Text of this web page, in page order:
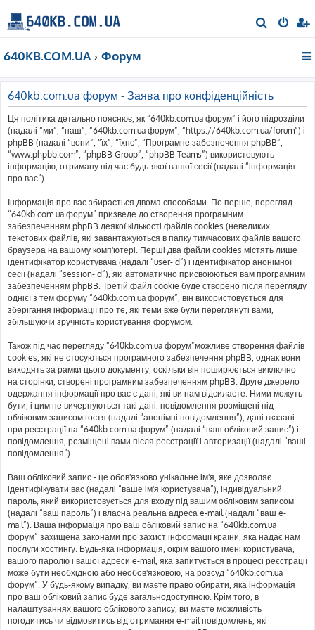
о
640KB.COM.UA Форум
640kb.com.ua форум - Заява про конфіденційність
Ця політика детально пояснює, як “640kb.com.ua форум” і його підрозділи
(надалі “ми”, “наш”, “640kb.com.ua форум”, “https://640kb.com.ua/forum”) і
phpBB (надалі “вони”, “їх”, “їхнє”, “Програмне забезпечення phpBB”,
“www.phpbb.com”, “phpBB Group”, “phpBB Teams”) використовують
інформацію, отриману під час будь-якої вашої сесії (надалі “інформація
про вас”).
Інформація про вас збирається двома способами. По перше, перегляд
“640kb.com.ua форум” призведе до створення програмним
забезпеченням phpBB деякої кількості файлів cookies (невеликих
текстових файлів, які завантажуються в папку тимчасових файлів вашого
браузера на вашому комп'ютері. Перші два файли cookies містять лише
ідентифікатор користувача (надалі “user-id”) і ідентифікатор анонімної
сесії (надалі “session-id”), які автоматично присвоюються вам програмним
забезпеченням phpBB. Третій файл cookie буде створено після перегляду
однієї з тем форуму “640kb.com.ua форум”, він використовується для
зберігання інформації про те, які теми вже були переглянуті вами,
збільшуючи зручність користування форумом.
Також під час перегляду “640kb.com.ua форум”можливе створення файлів
cookies, які не стосуються програмного забезпечення phpBB, однак вони
виходять за рамки цього документу, оскільки він поширюється виключно
на сторінки, створені програмним забезпеченням phpBB. Друге джерело
одержання інформації про вас є дані, які ви нам відсилаєте. Ними можуть
бути, і цим не вичерпуються такі дані: повідомлення розміщені під
обліковим записом гостя (надалі “анонімні повідомлення”), дані вказані
при реєстрації на “640kb.com.ua форум” (надалі “ваш обліковий запис”) і
повідомлення, розміщені вами після реєстрації і авторизації (надалі “ваші
повідомлення”).
Ваш обліковий запис - це обов'язково унікальне ім'я, яке дозволяє
ідентифікувати вас (надалі “ваше ім'я користувача”), індивідуальний
пароль, який використовується для входу під вашим обліковим записом
(надалі “ваш пароль”) і власна реальна адреса e-mail (надалі “ваш e-
mail”). Ваша інформація про ваш обліковий запис на “640kb.com.ua
форум” захищена законами про захист інформації країни, яка надає нам
послуги хостингу. Будь-яка інформація, окрім вашого імені користувача,
вашого паролю і вашої адреси e-mail, яка запитується в процесі реєстрації
може бути необхідною або необов'язковою, на розсуд “640kb.com.ua
форум”. У будь-якому випадку, ви маєте право обирати, яка інформація
про ваш обліковий запис буде загальнодоступною. Крім того, в
налаштуваннях вашого облікового запису, ви маєте можливість
погодитись чи відмовитись від отримання e-mail повідомлень, які